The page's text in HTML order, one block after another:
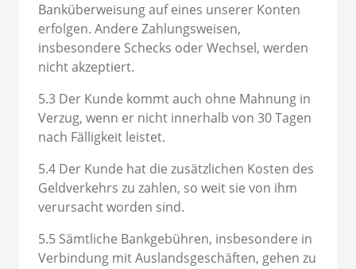
Banküberweisung auf eines unserer Konten
erfolgen. Andere Zahlungsweisen,
insbesondere Schecks oder Wechsel, werden
nicht akzeptiert.
5.3 Der Kunde kommt auch ohne Mahnung in
Verzug, wenn er nicht innerhalb von 30 Tagen
nach Fälligkeit leistet.
5.4 Der Kunde hat die zusätzlichen Kosten des
Geldverkehrs zu zahlen, so weit sie von ihm
verursacht worden sind.
5.5 Sämtliche Bankgebühren, insbesondere in
Verbindung mit Auslandsgeschäften, gehen zu